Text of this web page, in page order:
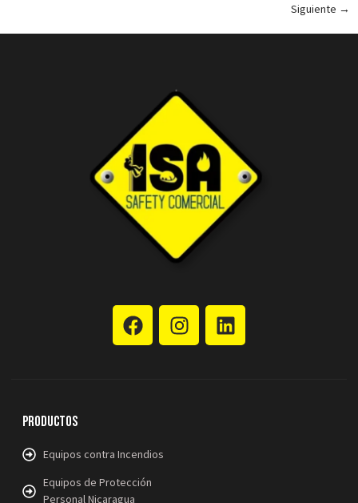
Siguiente →
Productos
Equipos contra Incendios
Equipos de Protección
Personal Nicaragua